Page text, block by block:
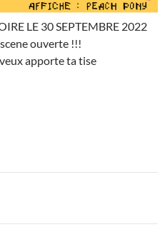
LE 30 SEPTEMBRE 2022
ouverte !!!
apporte ta tise